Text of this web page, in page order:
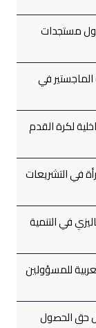
مستجدات
في
لكرة القدم
في التشريعات
في التنمية
للمسؤولين
حق الحصول